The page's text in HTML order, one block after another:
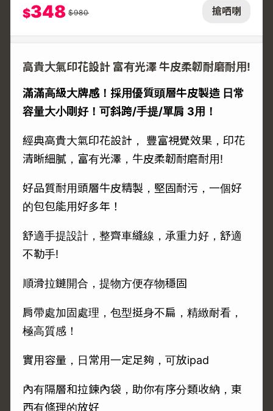
搶哂喇
$348 $980
高貴大氣印花設計 富有光澤 牛皮柔韌耐磨耐用!
滿滿高級大牌感！採用優質頭層牛皮製造 日常
容量大小剛好！可斜跨/手提/單肩 3用！
經典高貴大氣印花設計， 豐富視覺效果，印花
清晰細膩，富有光澤，牛皮柔韌耐磨耐用!
好品質耐用頭層牛皮精製，堅固耐污，一個好
的包包能用好多年！
舒適手提設計，整齊車縫線，承重力好，舒適
不勒手!
順滑拉鏈開合，提物方便存物穩固
肩帶處加固處理，包型挺身不扁，精緻耐看，
極高質感！
實用容量，日常用一定足夠，可放ipad
內有隔層和拉鍊內袋，助你有序分類收納，東
西有條理的放好